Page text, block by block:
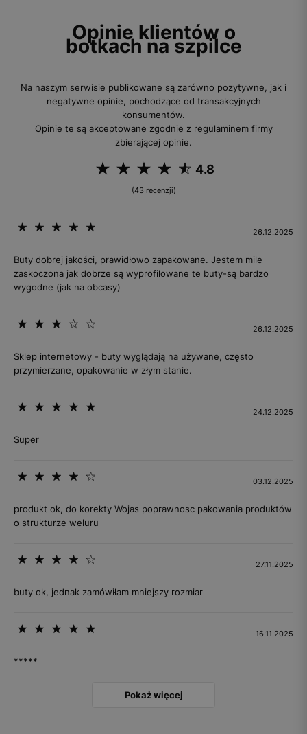
Opinie klientów o
botkach na szpilce
Na naszym serwisie publikowane są zarówno pozytywne, jak i
negatywne opinie, pochodzące od transakcyjnych
konsumentów.
Opinie te są akceptowane zgodnie z regulaminem firmy
zbierającej opinie.
4.8
(43 recenzji)
26.12.2025
Buty dobrej jakości, prawidłowo zapakowane. Jestem mile
zaskoczona jak dobrze są wyprofilowane te buty-są bardzo
wygodne (jak na obcasy)
26.12.2025
Sklep internetowy - buty wyglądają na używane, często
przymierzane, opakowanie w złym stanie.
24.12.2025
Super
03.12.2025
produkt ok, do korekty Wojas poprawnosc pakowania produktów
o strukturze weluru
27.11.2025
buty ok, jednak zamówiłam mniejszy rozmiar
16.11.2025
*****
Pokaż więcej